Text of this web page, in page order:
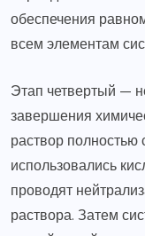
обеспечения
всем элементам
Этап четвертый —
завершения
раствор
использовались
проводят
раствора. Затем